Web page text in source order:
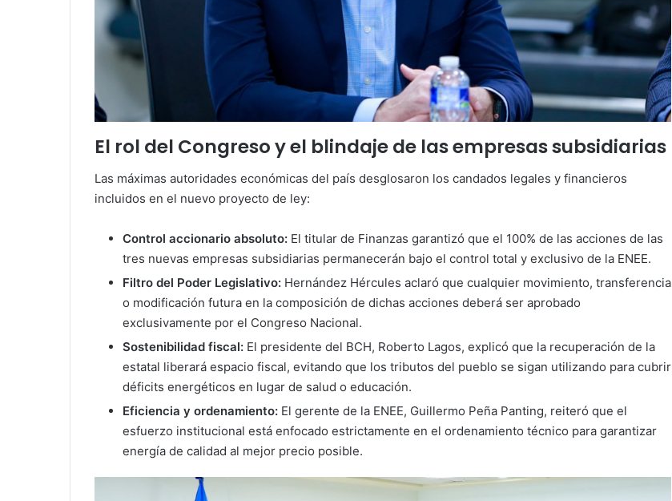
El rol del Congreso y el blindaje de las empresas subsidiarias
Las máximas autoridades económicas del país desglosaron los candados legales y financieros
incluidos en el nuevo proyecto de ley:
Control accionario absoluto: El titular de Finanzas garantizó que el 100% de las acciones de las
tres nuevas empresas subsidiarias permanecerán bajo el control total y exclusivo de la ENEE.
Filtro del Poder Legislativo: Hernández Hércules aclaró que cualquier movimiento, transferencia
o modificación futura en la composición de dichas acciones deberá ser aprobado
exclusivamente por el Congreso Nacional.
Sostenibilidad fiscal: El presidente del BCH, Roberto Lagos, explicó que la recuperación de la
estatal liberará espacio fiscal, evitando que los tributos del pueblo se sigan utilizando para cubrir
déficits energéticos en lugar de salud o educación.
Eficiencia y ordenamiento: El gerente de la ENEE, Guillermo Peña Panting, reiteró que el
esfuerzo institucional está enfocado estrictamente en el ordenamiento técnico para garantizar
energía de calidad al mejor precio posible.